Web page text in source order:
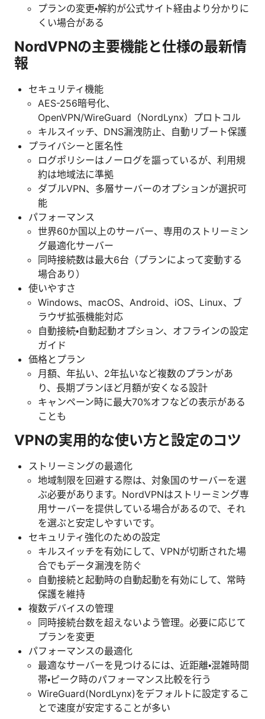
プランの変更・解約が公式サイト経由より分かりに
くい場合がある
NordVPNの主要機能と仕様の最新情
報
セキュリティ機能
AES-256暗号化、
OpenVPN/WireGuard（NordLynx）プロトコル
キルスイッチ、DNS漏洩防止、自動リブート保護
プライバシーと匿名性
ログポリシーはノーログを謳っているが、利用規
約は地域法に準拠
ダブルVPN、多層サーバーのオプションが選択可
能
パフォーマンス
世界60か国以上のサーバー、専用のストリーミン
グ最適化サーバー
同時接続数は最大6台（プランによって変動する
場合あり）
使いやすさ
Windows、macOS、Android、iOS、Linux、ブ
ラウザ拡張機能対応
自動接続・自動起動オプション、オフラインの設定
ガイド
価格とプラン
月額、年払い、2年払いなど複数のプランがあ
り、長期プランほど月額が安くなる設計
キャンペーン時に最大70%オフなどの表示がある
ことも
VPNの実用的な使い方と設定のコツ
ストリーミングの最適化
地域制限を回避する際は、対象国のサーバーを選
ぶ必要があります。NordVPNはストリーミング専
用サーバーを提供している場合があるので、それ
を選ぶと安定しやすいです。
セキュリティ強化のための設定
キルスイッチを有効にして、VPNが切断された場
合でもデータ漏洩を防ぐ
自動接続と起動時の自動起動を有効にして、常時
保護を維持
複数デバイスの管理
同時接続台数を超えないよう管理。必要に応じて
プランを変更
パフォーマンスの最適化
最適なサーバーを見つけるには、近距離・混雑時間
帯・ピーク時のパフォーマンス比較を行う
WireGuard(NordLynx)をデフォルトに設定するこ
とで速度が安定することが多い